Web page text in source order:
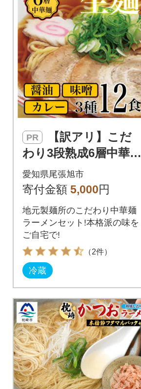
PR
わり3段熟成6層中華麺
ラーメン詰合わせ12
食セット
愛知県尾張旭市
寄付金額 5,000円
地元製麺所のこだわり中華麺
ラーメンセット!本格派の味を
ご自宅で!
（2件）
冷蔵